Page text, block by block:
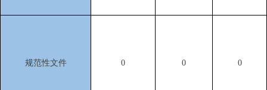
规范性文件 0 0 0